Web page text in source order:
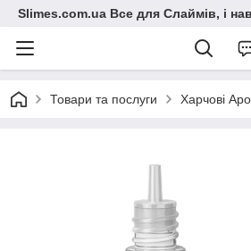
Slimes.com.ua Все для Слаймів, і
Товари та послуги Харчові